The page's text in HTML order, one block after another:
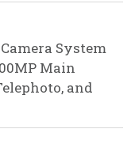
System
Main
and